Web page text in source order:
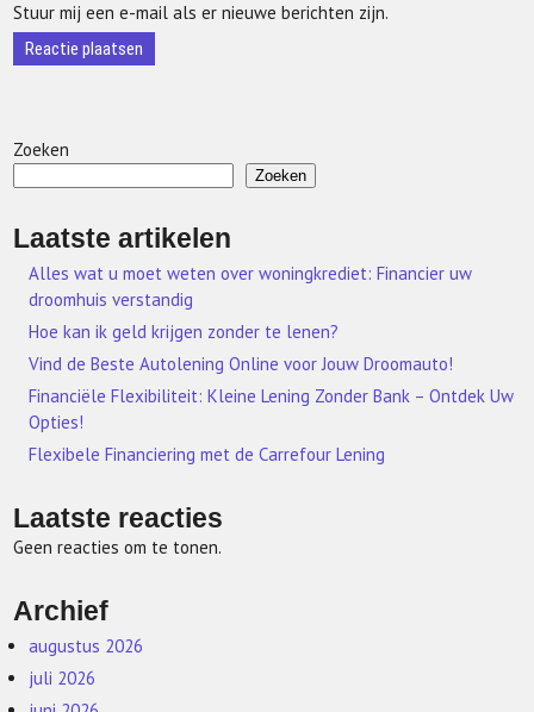
Stuur mij een e-mail als er nieuwe berichten zijn.
Zoeken
Zoeken
Laatste artikelen
Alles wat u moet weten over woningkrediet: Financier uw
droomhuis verstandig
Hoe kan ik geld krijgen zonder te lenen?
Vind de Beste Autolening Online voor Jouw Droomauto!
Financiële Flexibiliteit: Kleine Lening Zonder Bank – Ontdek Uw
Opties!
Flexibele Financiering met de Carrefour Lening
Laatste reacties
Geen reacties om te tonen.
Archief
augustus 2026
juli 2026